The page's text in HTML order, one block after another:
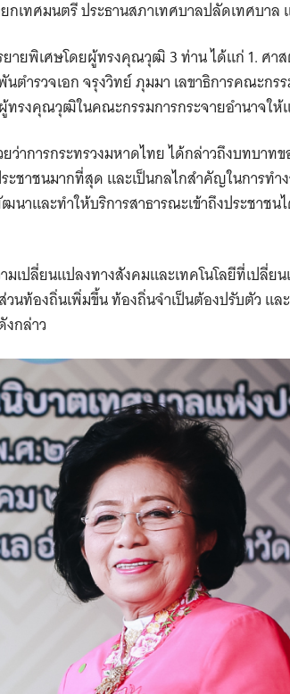
เทศมนตรี ประธานสภาเทศบาลปลัดเทศบาล
ยายพิเศษโดยผู้ทรงคุณวุฒิ 3 ท่าน ได้แก่ 1. ศา
ตำรวจเอก จรุงวิทย์ ภุมมา เลขาธิการคณะกร
ทรงคุณวุฒิในคณะกรรมการกระจายอำนาจใ
การกระทรวงมหาดไทย ได้กล่าวถึงบทบาท
ชาชนมากที่สุด และเป็นกลไกสำคัญในการทำ
าและทำให้บริการสาธารณะเข้าถึงประชาช
เปลี่ยนแปลงทางสังคมและเทคโนโลยีที่เปลี่ย
นท้องถิ่นเพิ่มขึ้น ท้องถิ่นจำเป็นต้องปรับตัว แล
กล่าว